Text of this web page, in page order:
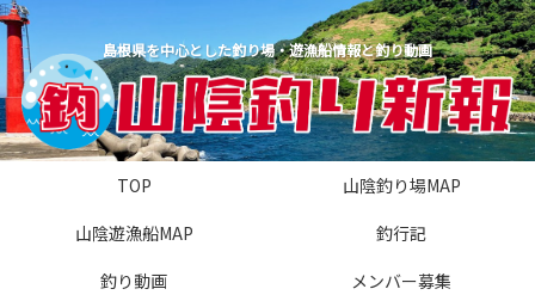
島根県を中心とした釣り場・遊漁船情報と釣り動画
TOP
山陰釣り場MAP
山陰遊漁船MAP
釣行記
釣り動画
メンバー募集